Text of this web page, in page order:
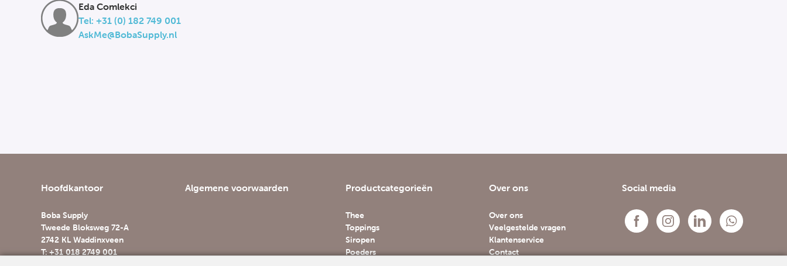
Eda Comlekci
Tel: +31 (0) 182 749 001
AskMe@BobaSupply.nl
Hoofdkantoor
Boba Supply
Tweede Bloksweg 72-A
2742 KL Waddinxveen
T: +31 018 2749 001
Algemene voorwaarden Productcategorieën
Thee
Toppings
Siropen
Poeders
Over ons
Over ons
Veelgestelde vragen
Klantenservice
Contact
Social media